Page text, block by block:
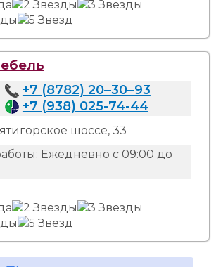
+7 (8782) 20‒30‒93
+7 (938) 025-74-44
шоссе, 33
Ежедневно с 09:00 до